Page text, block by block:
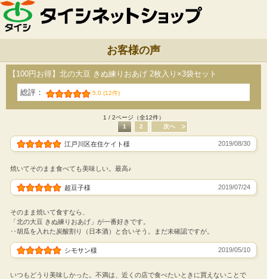
お客様の声
【100円お得】北の大豆 きぬ練りおあげ 2枚入り×3袋セット
総評： 5.0 (12件)
1 / 2ページ（全12件）
1
2 次へ
江戸川区在住ケイト様 2019/08/30
焼いてそのまま食べても美味しい。最高♪
超豆子様 2019/07/24
そのまま焼いて食すなら、
「北の大豆 きぬ練りおあげ」が一番好きです。
‥胡瓜を入れた炭酸割り（日本酒）と合いそう。まだ未確認ですが。
シモサン様 2019/05/10
いつもどうり美味しかった。不満は、近くの店で食べたいときに買えないことで